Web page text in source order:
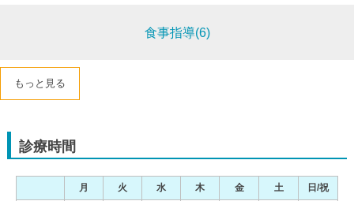
食事指導(6)
もっと見る
診療時間
月 火 水 木 金 土
日/祝